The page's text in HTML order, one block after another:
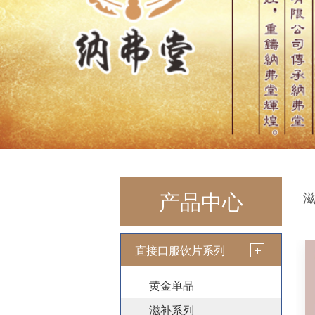
产品中心
直接口服饮片系列
黄金单品
滋补系列